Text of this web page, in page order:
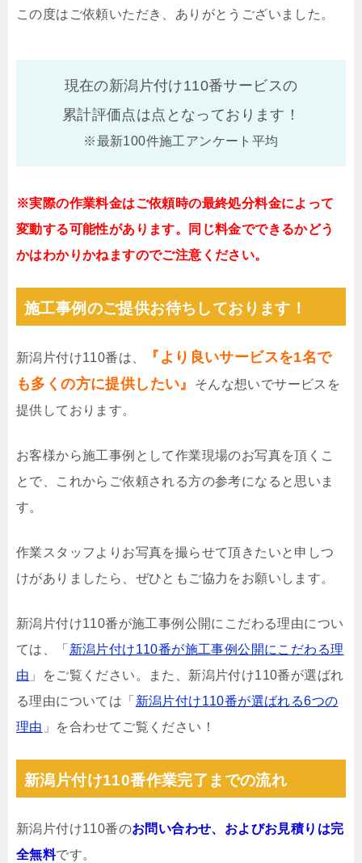
この度はご依頼いただき、ありがとうございました。
現在の新潟片付け110番サービスの
累計評価点は点となっております！
※最新100件施工アンケート平均
※実際の作業料金はご依頼時の最終処分料金によって
変動する可能性があります。同じ料金でできるかどう
かはわかりかねますのでご注意ください。
施工事例のご提供お待ちしております！
新潟片付け110番は、
『より良いサービスを1名で
も多くの方に提供したい』
そんな想いでサービスを
提供しております。
お客様から施工事例として作業現場のお写真を頂くこ
とで、これからご依頼される方の参考になると思いま
す。
作業スタッフよりお写真を撮らせて頂きたいと申しつ
けがありましたら、ぜひともご協力をお願いします。
新潟片付け110番が施工事例公開にこだわる理由につい
ては、「 新潟片付け110番が施工事例公開にこだわる理
由 」をご覧ください。また、新潟片付け110番が選ばれ
る理由については「 新潟片付け110番が選ばれる6つの
理由 」を合わせてご覧ください！
新潟片付け110番作業完了までの流れ
新潟片付け110番のお問い合わせ、およびお見積りは完
全無料です。